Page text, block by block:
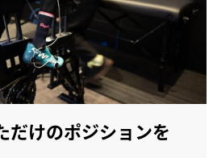
だけのポジションを